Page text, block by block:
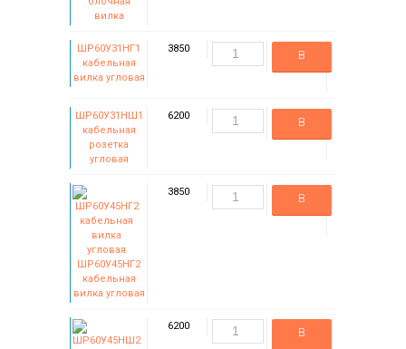
вилка
ШР60У31НГ1
кабельная
вилка угловая
3850
В
ШР60У31НШ1
кабельная
розетка
угловая
6200
В
ШР60У45НГ2
кабельная
вилка угловая
3850
В
6200
В